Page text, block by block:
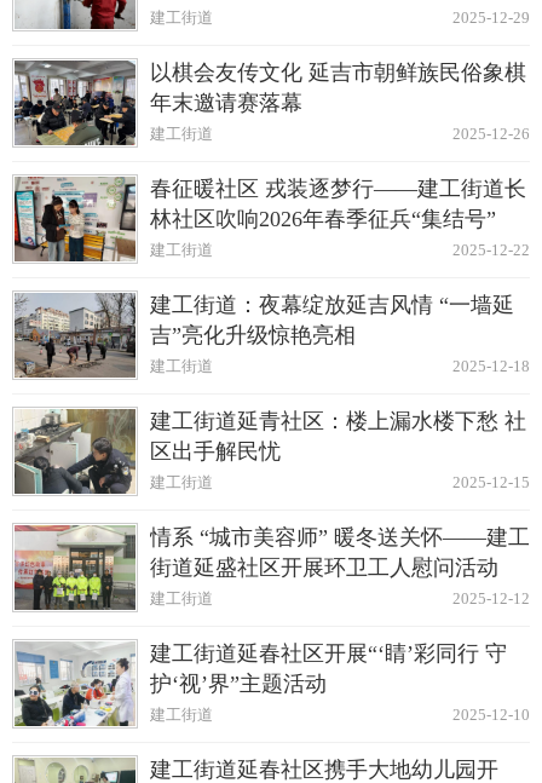
2025-12-29
建工街道
以棋会友传文化 延吉市朝鲜族民俗象棋
年末邀请赛落幕
2025-12-26
建工街道
春征暖社区 戎装逐梦行——建工街道长
林社区吹响2026年春季征兵“集结号”
2025-12-22
建工街道
建工街道：夜幕绽放延吉风情 “一墙延
吉”亮化升级惊艳亮相
2025-12-18
建工街道
建工街道延青社区：楼上漏水楼下愁 社
区出手解民忧
2025-12-15
建工街道
情系 “城市美容师” 暖冬送关怀——建工
街道延盛社区开展环卫工人慰问活动
2025-12-12
建工街道
建工街道延春社区开展“‘睛’彩同行 守
护‘视’界”主题活动
2025-12-10
建工街道
建工街道延春社区携手大地幼儿园开